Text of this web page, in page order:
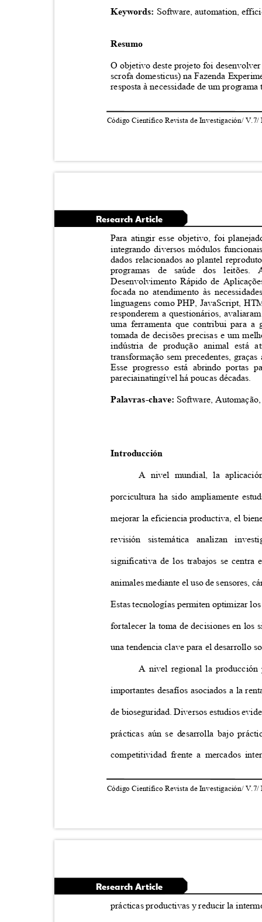
Keywords: Software, automation,
Resumo
O objetivo deste projeto foi
scrofa domesticus) na Fazenda
resposta à necessidade de um
Código Científico Revista de Investigación/
Research Article
Para atingir esse objetivo, foi
integrando diversos módulos
dados relacionados ao plantel
programas de saúde dos
Desenvolvimento Rápido de
focada no atendimento às
linguagens como PHP, JavaScript,
responderem a questionários,
uma ferramenta que contribui para
tomada de decisões precisas e um
indústria de produção animal
transformação sem precedentes,
Esse progresso está abrindo portas
pareciainatingível há poucas décadas.
Palavras-chave: Software,
Introducción
A nivel mundial, la
porcicultura ha sido ampliamente
mejorar la eficiencia productiva, el
revisión sistemática analizan
significativa de los trabajos se
animales mediante el uso de sensores,
Estas tecnologías permiten optimizar
fortalecer la toma de decisiones en los
una tendencia clave para el desarrollo
A nivel regional la
importantes desafíos asociados a la
de bioseguridad. Diversos estudios
prácticas aún se desarrolla bajo
competitividad frente a mercados
Código Científico Revista de Investigación/
Research Article
prácticas productivas y reducir la